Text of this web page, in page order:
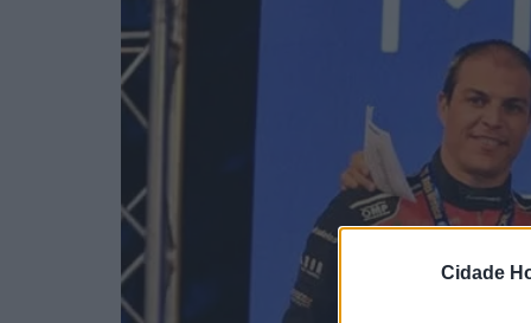
Cidade